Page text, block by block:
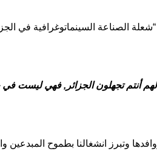
الصناعة السينماتوغرافية في
تجهلون الجزائر, فهي ليست في
وتبرز انشغالنا بطموح